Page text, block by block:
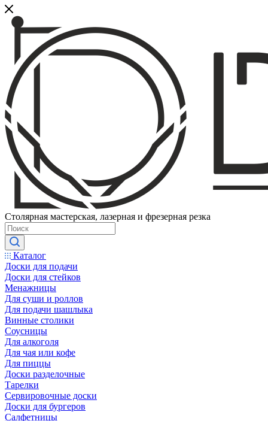
Столярная мастерская, лазерная и фрезерная резка
Каталог
Доски для подачи
Доски для стейков
Менажницы
Для суши и роллов
Для подачи шашлыка
Винные столики
Соусницы
Для алкоголя
Для чая или кофе
Для пиццы
Доски разделочные
Тарелки
Сервировочные доски
Доски для бургеров
Салфетницы